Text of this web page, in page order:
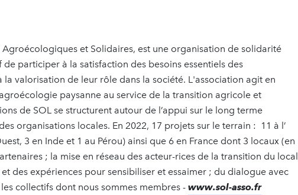
Agroécologiques et Solidaires, est une organisation de solidarité
participer à la satisfaction des besoins essentiels des
la valorisation de leur rôle dans la société. L'association agit en
paysanne au service de la transition agricole et
de SOL se structurent autour de l’appui sur le long terme
organisations locales. En 2022, 17 projets sur le terrain : 11 à l’
3 en Inde et 1 au Pérou) ainsi que 6 en France dont 3 locaux (en
; la mise en réseau des acteur-rices de la transition du local
des expériences pour sensibiliser et essaimer ; du dialogue avec
collectifs dont nous sommes membres - www.sol-asso.fr